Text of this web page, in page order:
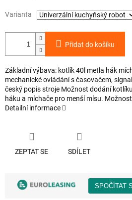
Varianta
Přidat do košíku
Základní výbava: kotlík 40l metla hák
mechanické ovládání s časovačem,
český popis stroje Možnost dodání
háku a míchače pro menší mísu.
Detailní informace
ZEPTAT SE SDÍLET